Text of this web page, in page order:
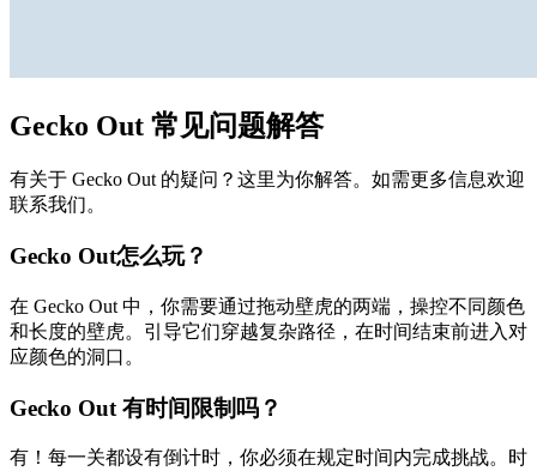
Gecko Out 常见问题解答
有关于 Gecko Out 的疑问？这里为你解答。如需更多信息欢迎
联系我们。
Gecko Out怎么玩？
在 Gecko Out 中，你需要通过拖动壁虎的两端，操控不同颜色
和长度的壁虎。引导它们穿越复杂路径，在时间结束前进入对
应颜色的洞口。
Gecko Out 有时间限制吗？
有！每一关都设有倒计时，你必须在规定时间内完成挑战。时